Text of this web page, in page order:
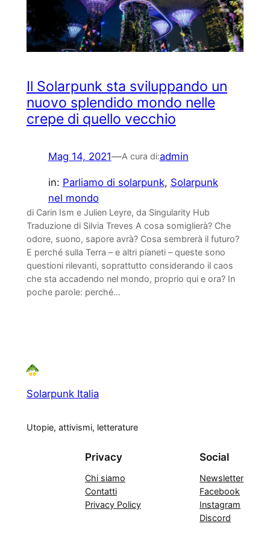
Il Solarpunk sta sviluppando un
nuovo splendido mondo nelle
crepe di quello vecchio
Mag 14, 2021—A cura di:admin
in: Parliamo di solarpunk, Solarpunk
nel mondo
di Carin Ism e Julien Leyre, da Singularity Hub
Traduzione di Silvia Treves A cosa somiglierà? Che
odore, suono, sapore avrà? Cosa sembrerà il futuro?
E perché sulla Terra – e altri pianeti – queste sono
questioni rilevanti, soprattutto considerando il caos
che sta accadendo nel mondo, proprio qui e ora? In
poche parole: perché…
Solarpunk Italia
Utopie, attivismi, letterature
Privacy
Chi siamo
Contatti
Privacy Policy
Social
Newsletter
Facebook
Instagram
Discord